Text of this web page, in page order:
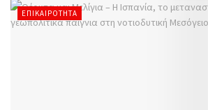
ΕΠΙΚΑΙΡΌΤΗΤΑ